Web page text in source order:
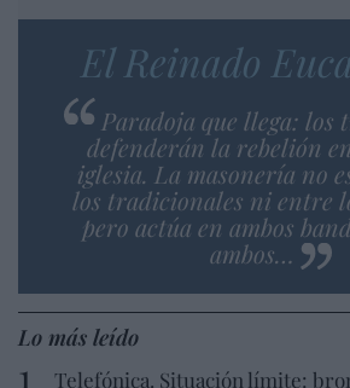
El Reinado
Paradoja que llega: los
defenderán la rebelión
iglesia. La masonería no
los tradicionales ni entre
pero actúa en ambos
ambos…
Lo más leído
Telefónica. Situación límite: